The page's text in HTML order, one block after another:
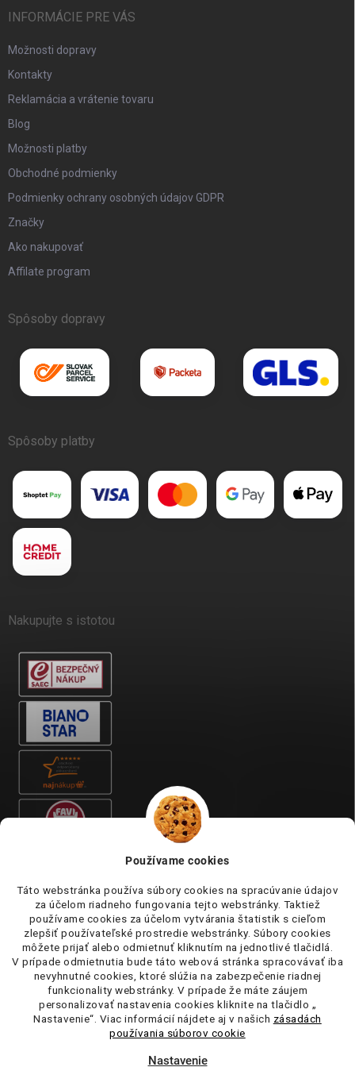
Používame cookies
Táto webstránka používa súbory cookies na spracúvanie údajov
za účelom riadneho fungovania tejto webstránky. Taktiež
používame cookies za účelom vytvárania štatistik s cieľom
zlepšiť používateľské prostredie webstránky. Súbory cookies
môžete prijať alebo odmietnuť kliknutím na jednotlivé tlačidlá.
V prípade odmietnutia bude táto webová stránka spracovávať iba
nevyhnutné cookies, ktoré slúžia na zabezpečenie riadnej
funkcionality webstránky. V prípade že máte záujem
personalizovať nastavenia cookies kliknite na tlačidlo „
Nastavenie“. Viac informácií nájdete aj v našich zásadách
používania súborov cookie
Nastavenie
INFORMÁCIE PRE VÁS
Možnosti dopravy
Kontakty
Reklamácia a vrátenie tovaru
Blog
Možnosti platby
Obchodné podmienky
Podmienky ochrany osobných údajov GDPR
Značky
Ako nakupovať
Affilate program
Spôsoby dopravy
Spôsoby platby
Nakupujte s istotou